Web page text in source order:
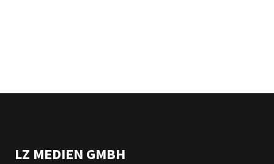
LZ MEDIEN GMBH